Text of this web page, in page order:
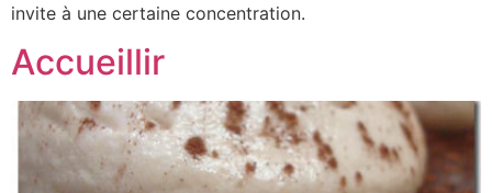
invite à une certaine concentration.
Accueillir